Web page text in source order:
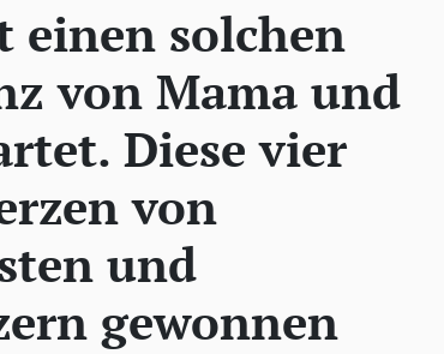
einen solchen
von Mama und
Diese vier
von
und
gewonnen